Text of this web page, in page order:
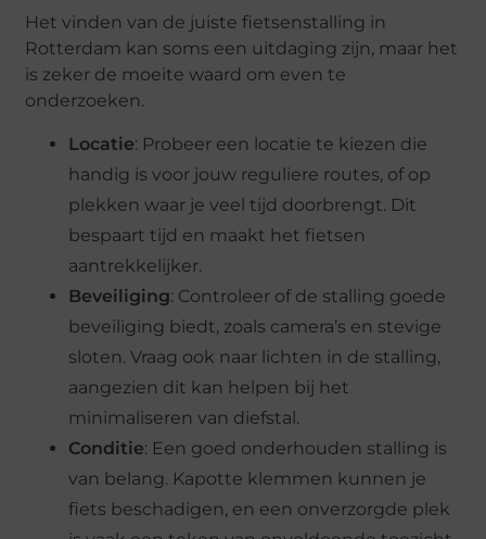
Het vinden van de juiste fietsenstalling in
Rotterdam kan soms een uitdaging zijn, maar het
is zeker de moeite waard om even te
onderzoeken.
Locatie: Probeer een locatie te kiezen die
handig is voor jouw reguliere routes, of op
plekken waar je veel tijd doorbrengt. Dit
bespaart tijd en maakt het fietsen
aantrekkelijker.
Beveiliging: Controleer of de stalling goede
beveiliging biedt, zoals camera’s en stevige
sloten. Vraag ook naar lichten in de stalling,
aangezien dit kan helpen bij het
minimaliseren van diefstal.
Conditie: Een goed onderhouden stalling is
van belang. Kapotte klemmen kunnen je
fiets beschadigen, en een onverzorgde plek